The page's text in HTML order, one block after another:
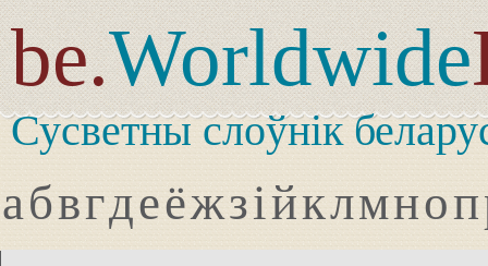
be.Worldwide
Сусветны слоўнік
абвгдеёжзійклмноп